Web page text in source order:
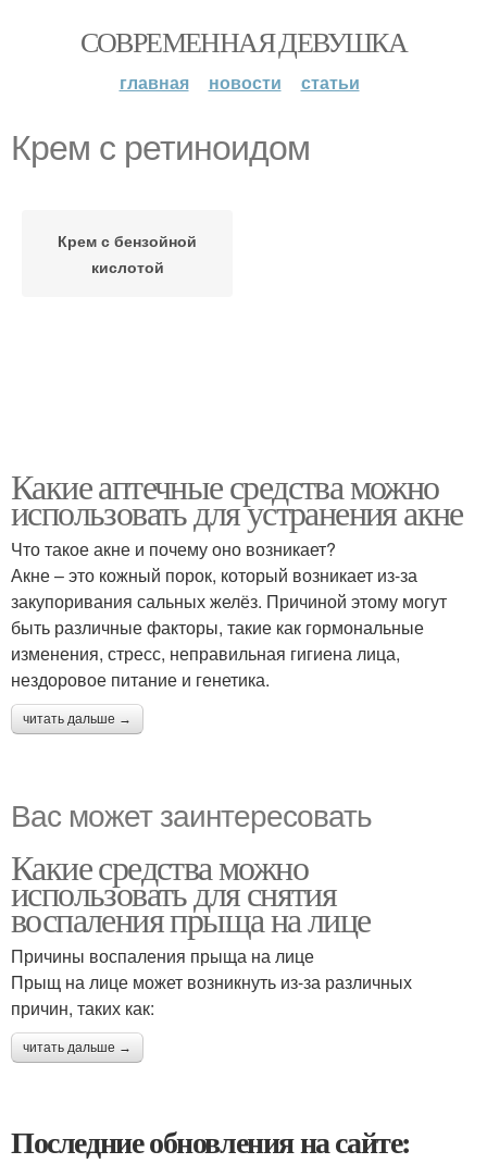
СОВРЕМЕННАЯ ДЕВУШКА
главная новости статьи
Крем с ретиноидом
Крем с бензойной
кислотой
Какие аптечные средства можно
использовать для устранения акне
Что такое акне и почему оно возникает?
Акне – это кожный порок, который возникает из-за
закупоривания сальных желёз. Причиной этому могут
быть различные факторы, такие как гормональные
изменения, стресс, неправильная гигиена лица,
нездоровое питание и генетика.
читать дальше →
Вас может заинтересовать
Какие средства можно
использовать для снятия
воспаления прыща на лице
Причины воспаления прыща на лице
Прыщ на лице может возникнуть из-за различных
причин, таких как:
читать дальше →
Последние обновления на сайте: